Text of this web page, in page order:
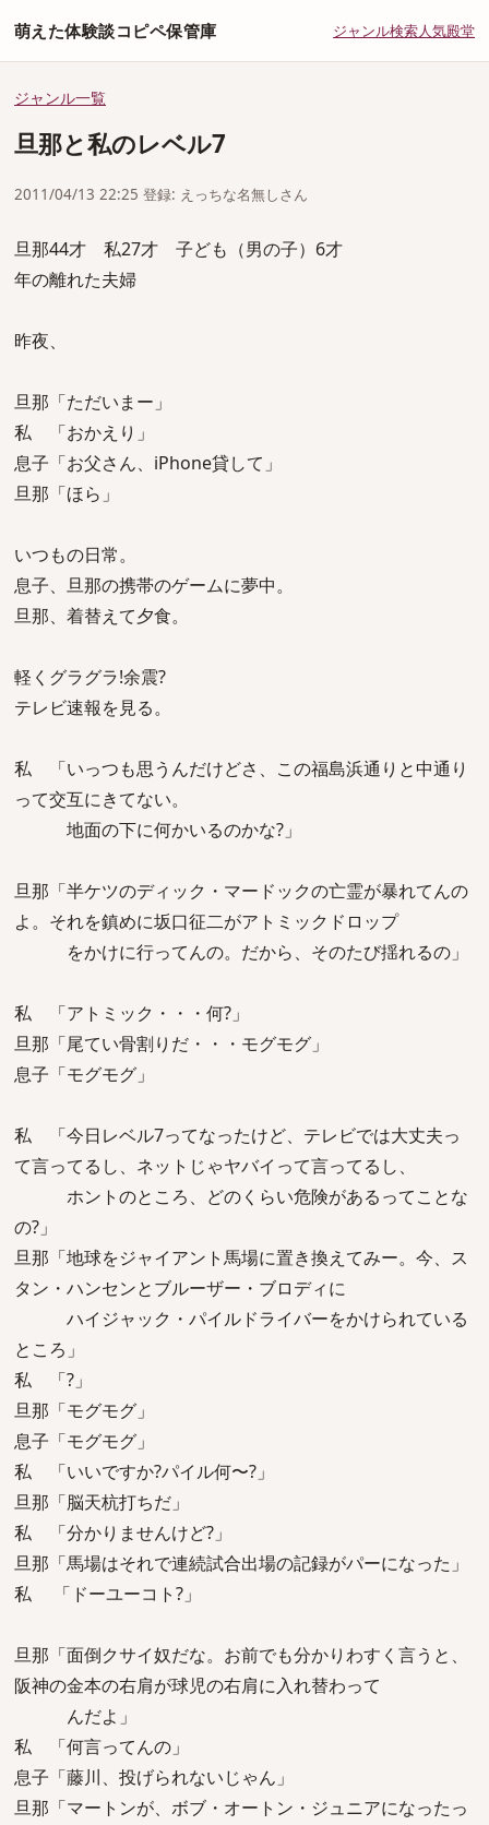
萌えた体験談コピペ保管庫 ジャンル検索人気殿堂
ジャンル一覧
旦那と私のレベル7
2011/04/13 22:25 登録: えっちな名無しさん
旦那44才 私27才 子ども（男の子）6才
年の離れた夫婦
昨夜、
旦那「ただいまー」
私 「おかえり」
息子「お父さん、iPhone貸して」
旦那「ほら」
いつもの日常。
息子、旦那の携帯のゲームに夢中。
旦那、着替えて夕食。
軽くグラグラ!余震?
テレビ速報を見る。
私 「いっつも思うんだけどさ、この福島浜通りと中通り
って交互にきてない。
地面の下に何かいるのかな?」
旦那「半ケツのディック・マードックの亡霊が暴れてんの
よ。それを鎮めに坂口征二がアトミックドロップ
をかけに行ってんの。だから、そのたび揺れるの」
私 「アトミック・・・何?」
旦那「尾てい骨割りだ・・・モグモグ」
息子「モグモグ」
私 「今日レベル7ってなったけど、テレビでは大丈夫っ
て言ってるし、ネットじゃヤバイって言ってるし、
ホントのところ、どのくらい危険があるってことな
の?」
旦那「地球をジャイアント馬場に置き換えてみー。今、ス
タン・ハンセンとブルーザー・ブロディに
ハイジャック・パイルドライバーをかけられている
ところ」
私 「?」
旦那「モグモグ」
息子「モグモグ」
私 「いいですか?パイル何〜?」
旦那「脳天杭打ちだ」
私 「分かりませんけど?」
旦那「馬場はそれで連続試合出場の記録がパーになった」
私 「ドーユーコト?」
旦那「面倒クサイ奴だな。お前でも分かりわすく言うと、
阪神の金本の右肩が球児の右肩に入れ替わって
んだよ」
私 「何言ってんの」
息子「藤川、投げられないじゃん」
旦那「マートンが、ボブ・オートン・ジュニアになったっ